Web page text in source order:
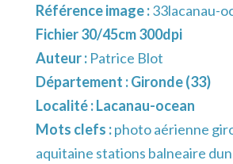
Référence image :33lacanau-
Fichier 30/45cm 300dpi
Auteur : Patrice Blot
Département :Gironde (33)
Localité :Lacanau-ocean
Mots clefs :photo aérienne
aquitaine stations balneaire